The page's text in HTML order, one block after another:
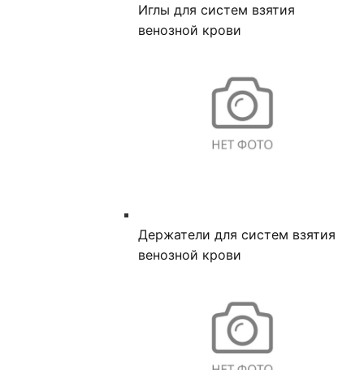
Иглы для систем взятия
венозной крови
Держатели для систем взятия
венозной крови